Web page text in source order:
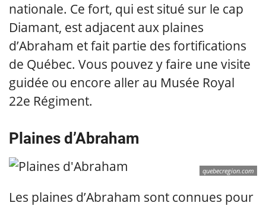
nationale. Ce fort, qui est situé sur le cap
Diamant, est adjacent aux plaines
d’Abraham et fait partie des fortifications
de Québec. Vous pouvez y faire une visite
guidée ou encore aller au Musée Royal
22e Régiment.
Plaines d’Abraham
quebecregion.com
Les plaines d’Abraham sont connues pour